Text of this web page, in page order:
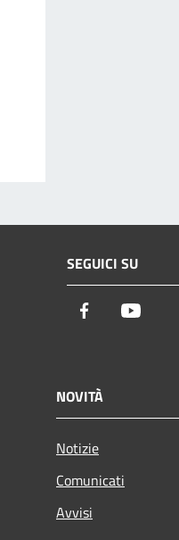
SEGUICI SU
Facebook
NOVITÀ
Notizie
Comunicati
Avvisi